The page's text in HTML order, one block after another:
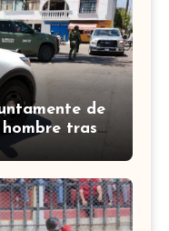
de
tras